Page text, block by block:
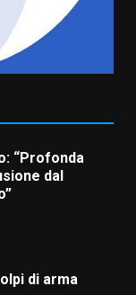
di
in
“Profonda
dal
di arma